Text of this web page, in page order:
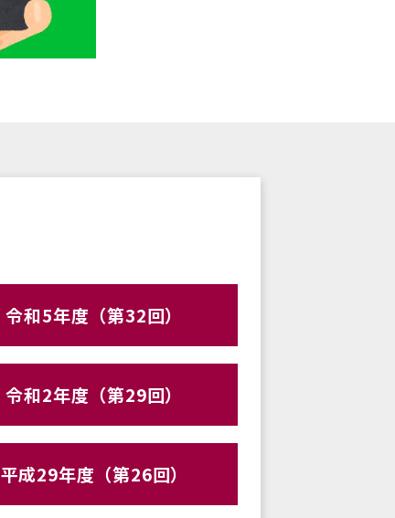
令和5年度（第32回）
令和2年度（第29回）
平成29年度（第26回）